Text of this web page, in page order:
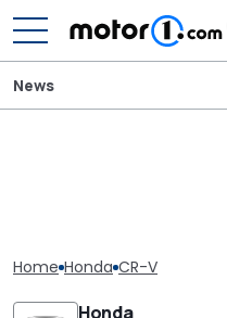
News
Home Honda CR-V
Honda